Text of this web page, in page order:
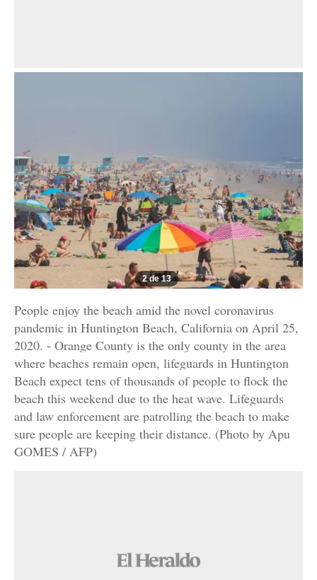
2 de 13
People enjoy the beach amid the novel coronavirus
pandemic in Huntington Beach, California on April 25,
2020. - Orange County is the only county in the area
where beaches remain open, lifeguards in Huntington
Beach expect tens of thousands of people to flock the
beach this weekend due to the heat wave. Lifeguards
and law enforcement are patrolling the beach to make
sure people are keeping their distance. (Photo by Apu
GOMES / AFP)